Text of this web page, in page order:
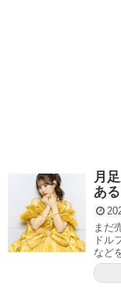
月
あ
まだ
ドル
など